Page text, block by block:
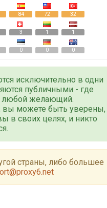
84 72 32
3 1 1
0 0 0
исключительно в одни
публичными - где
любой желающий.
вы можете быть уверены,
в своих целях, и никто
страны, либо большее